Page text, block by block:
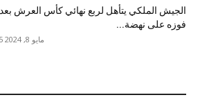
الجيش الملكي يتأهل لربع نهائي كأس العرش بعد
فوزه على نهضة...
مايو 8, 2024 20:25